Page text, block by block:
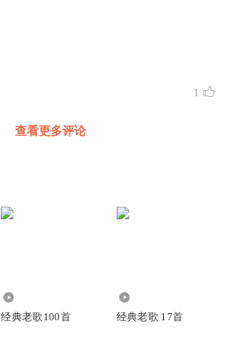
1
查看更多评论
经典老歌100首 经典老歌 17首